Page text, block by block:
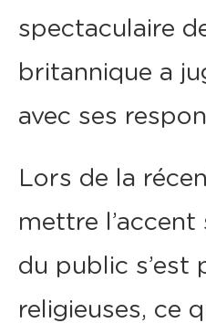
spectaculaire
britannique a
avec ses
Lors de la
mettre
du public s’est
religieuses, ce